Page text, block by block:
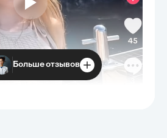
Больше отзывов